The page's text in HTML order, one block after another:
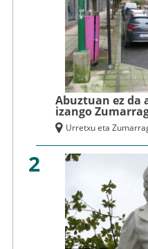
Abuztuan ez
izango
Urretxu eta
2